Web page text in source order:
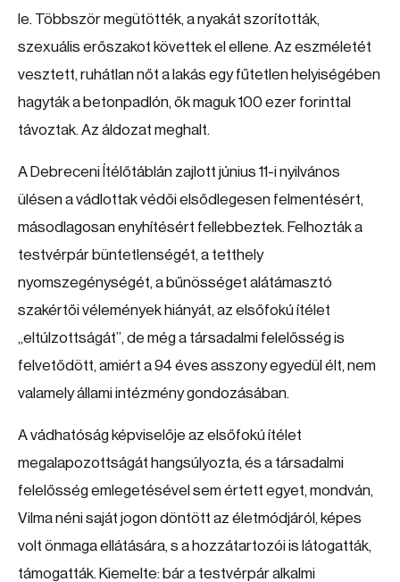
le. Többször megütötték, a nyakát szorították,
szexuális erőszakot követtek el ellene. Az eszméletét
vesztett, ruhátlan nőt a lakás egy fűtetlen helyiségében
hagyták a betonpadlón, ők maguk 100 ezer forinttal
távoztak. Az áldozat meghalt.
A Debreceni Ítélőtáblán zajlott június 11-i nyilvános
ülésen a vádlottak védői elsődlegesen felmentésért,
másodlagosan enyhítésért fellebbeztek. Felhozták a
testvérpár büntetlenségét, a tetthely
nyomszegénységét, a bűnösséget alátámasztó
szakértői vélemények hiányát, az elsőfokú ítélet
„eltúlzottságát”, de még a társadalmi felelősség is
felvetődött, amiért a 94 éves asszony egyedül élt, nem
valamely állami intézmény gondozásában.
A vádhatóság képviselője az elsőfokú ítélet
megalapozottságát hangsúlyozta, és a társadalmi
felelősség emlegetésével sem értett egyet, mondván,
Vilma néni saját jogon döntött az életmódjáról, képes
volt önmaga ellátására, s a hozzátartozói is látogatták,
támogatták. Kiemelte: bár a testvérpár alkalmi